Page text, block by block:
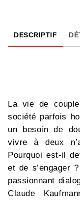
DESCRIPTIF
La vie de
société parfois
un besoin de
vivre à deux
Pourquoi est-il
et de s’engager
passionnant
Claude